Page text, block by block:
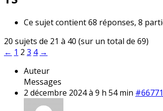
Ce sujet contient 68 réponses, 8
20 sujets de 21 à 40 (sur un total de 69)
← 1 2 3 4 →
Auteur
Messages
2 décembre 2024 à 9 h 54 min #66771